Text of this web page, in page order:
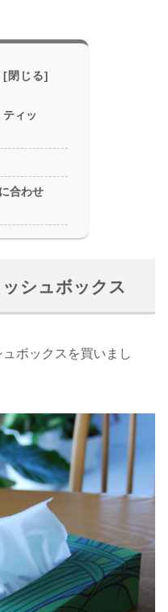
ティッ
合わせ
シュボックス
ボックスを買いまし